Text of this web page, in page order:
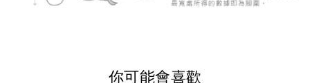
你可能會喜歡